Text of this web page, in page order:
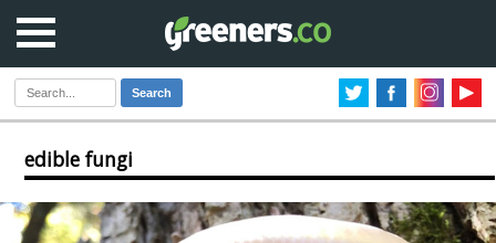
Search
edible fungi